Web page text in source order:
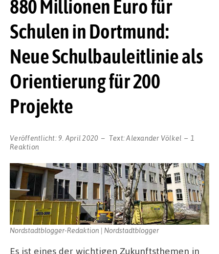
880 Millionen Euro für
Schulen in Dortmund:
Neue Schulbauleitlinie als
Orientierung für 200
Projekte
Veröffentlicht: 9. April 2020 Text:Alexander Völkel
1
Reaktion
Nordstadtblogger-Redaktion | Nordstadtblogger
Es ist eines der wichtigen Zukunftsthemen in